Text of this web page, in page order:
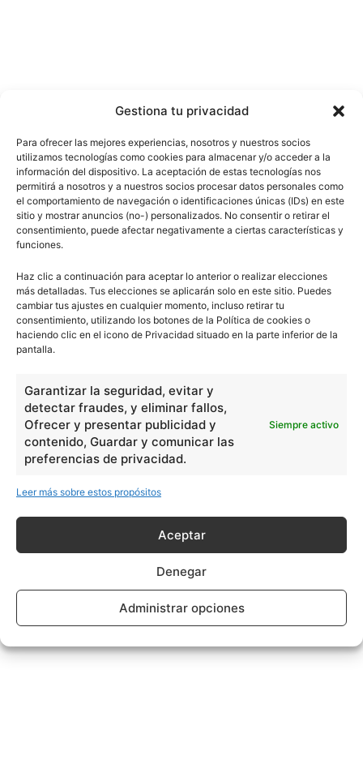
Gestiona tu privacidad
Para ofrecer las mejores experiencias, nosotros y nuestros socios
utilizamos tecnologías como cookies para almacenar y/o acceder a la
información del dispositivo. La aceptación de estas tecnologías nos
permitirá a nosotros y a nuestros socios procesar datos personales como
el comportamiento de navegación o identificaciones únicas (IDs) en este
sitio y mostrar anuncios (no-) personalizados. No consentir o retirar el
consentimiento, puede afectar negativamente a ciertas características y
funciones.
Haz clic a continuación para aceptar lo anterior o realizar elecciones
más detalladas. Tus elecciones se aplicarán solo en este sitio. Puedes
cambiar tus ajustes en cualquier momento, incluso retirar tu
consentimiento, utilizando los botones de la Política de cookies o
haciendo clic en el icono de Privacidad situado en la parte inferior de la
pantalla.
Garantizar la seguridad, evitar y
detectar fraudes, y eliminar fallos,
Ofrecer y presentar publicidad y
contenido, Guardar y comunicar las
preferencias de privacidad.
Siempre activo
Leer más sobre estos propósitos
Aceptar
Denegar
Administrar opciones